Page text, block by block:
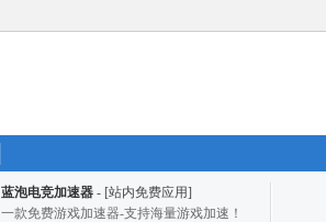
蓝泡电竞加速器 - [站内免费应用]
一款免费游戏加速器-支持海量游戏加速！